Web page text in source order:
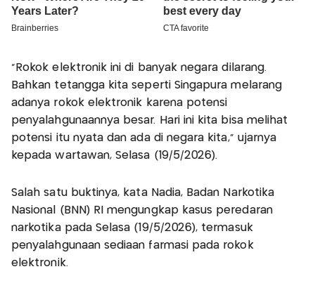
"Rokok elektronik ini di banyak negara dilarang.
Bahkan tetangga kita seperti Singapura melarang
adanya rokok elektronik karena potensi
penyalahgunaannya besar. Hari ini kita bisa melihat
potensi itu nyata dan ada di negara kita," ujarnya
kepada wartawan, Selasa (19/5/2026).
Salah satu buktinya, kata Nadia, Badan Narkotika
Nasional (BNN) RI mengungkap kasus peredaran
narkotika pada Selasa (19/5/2026), termasuk
penyalahgunaan sediaan farmasi pada rokok
elektronik.